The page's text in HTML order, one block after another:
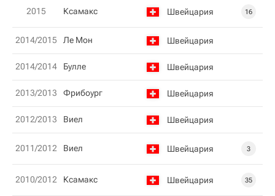
2015 Ксамакс Швейцария 16
2014/2015 Ле Мон Швейцария
2014/2014 Булле Швейцария
2013/2013 Фрибоург Швейцария
2012/2013 Виел Швейцария
2011/2012 Виел Швейцария 3
2010/2012 Ксамакс Швейцария 35